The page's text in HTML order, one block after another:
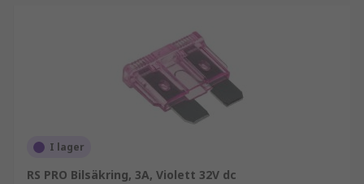
I lager
RS PRO Bilsäkring, 3A, Violett 32V dc